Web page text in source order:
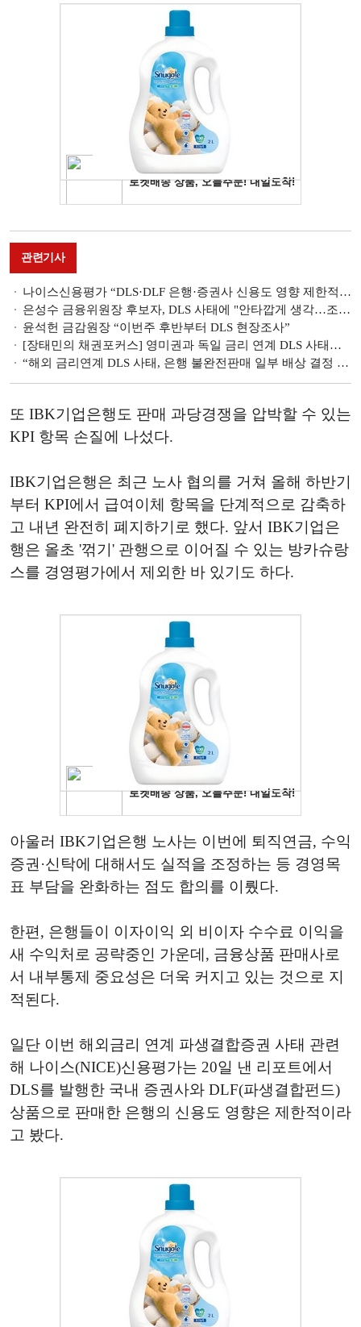
관련기사
나이스신용평가 “DLS·DLF 은행·증권사 신용도 영향 제한적…모니터링 지속”
은성수 금융위원장 후보자, DLS 사태에 "안타깝게 생각…조사 상황 보겠다"
윤석헌 금감원장 “이번주 후반부터 DLS 현장조사”
[장태민의 채권포커스] 영미권과 독일 금리 연계 DLS 사태의 비극
“해외 금리연계 DLS 사태, 은행 불완전판매 일부 배상 결정 나올 가능성” - 한국투자증권
또 IBK기업은행도 판매 과당경쟁을 압박할 수 있는
KPI 항목 손질에 나섰다.
IBK기업은행은 최근 노사 협의를 거쳐 올해 하반기
부터 KPI에서 급여이체 항목을 단계적으로 감축하
고 내년 완전히 폐지하기로 했다. 앞서 IBK기업은
행은 올초 '꺾기' 관행으로 이어질 수 있는 방카슈랑
스를 경영평가에서 제외한 바 있기도 하다.
아울러 IBK기업은행 노사는 이번에 퇴직연금, 수익
증권·신탁에 대해서도 실적을 조정하는 등 경영목
표 부담을 완화하는 점도 합의를 이뤘다.
한편, 은행들이 이자이익 외 비이자 수수료 이익을
새 수익처로 공략중인 가운데, 금융상품 판매사로
서 내부통제 중요성은 더욱 커지고 있는 것으로 지
적된다.
일단 이번 해외금리 연계 파생결합증권 사태 관련
해 나이스(NICE)신용평가는 20일 낸 리포트에서
DLS를 발행한 국내 증권사와 DLF(파생결합펀드)
상품으로 판매한 은행의 신용도 영향은 제한적이라
고 봤다.